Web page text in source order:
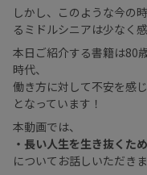
しかし、このような今の
るミドルシニアは少なく
本日ご紹介する書籍は80
時代、
働き方に対して不安を感
となっています！
本動画では、
・長い人生を生き抜くた
についてお話しいただきま